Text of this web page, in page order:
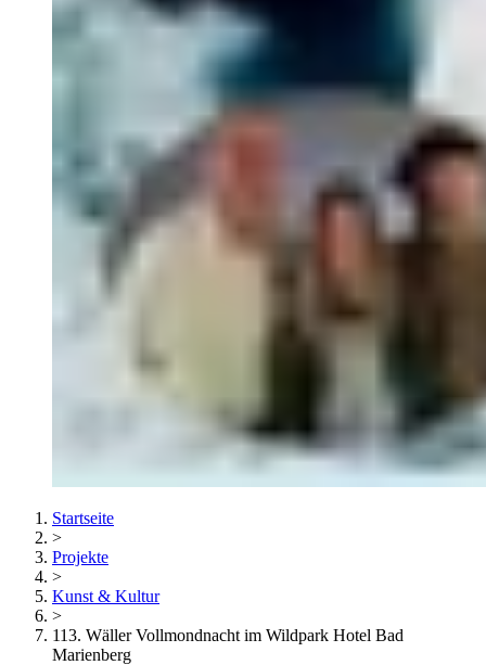
Startseite
>
Projekte
>
Kunst & Kultur
>
113. Wäller Vollmondnacht im Wildpark Hotel Bad
Marienberg